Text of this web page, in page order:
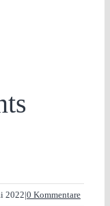
2022|0 Kommentare